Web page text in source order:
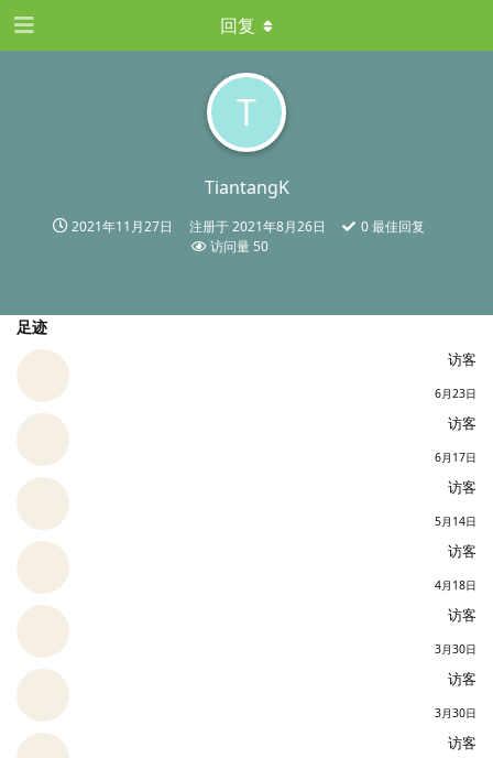
T
TiantangK
2021年11月27日 注册于2021年8月26日 0最佳回复
访问量 50
回复
足迹
访客
6月23日
访客
6月17日
访客
5月14日
访客
4月18日
访客
3月30日
访客
3月30日
访客